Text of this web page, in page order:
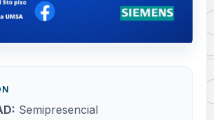
Semipresencial